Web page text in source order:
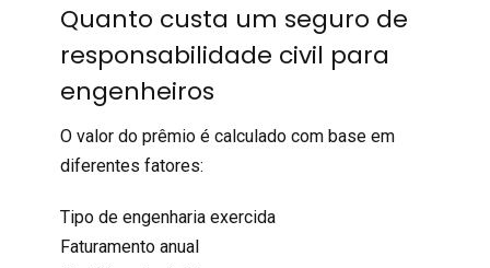
Quanto custa um seguro de
responsabilidade civil para
engenheiros
O valordo prêmio é calculado com base em
diferentes fatores:
Tipo de engenharia exercida
Faturamento anual